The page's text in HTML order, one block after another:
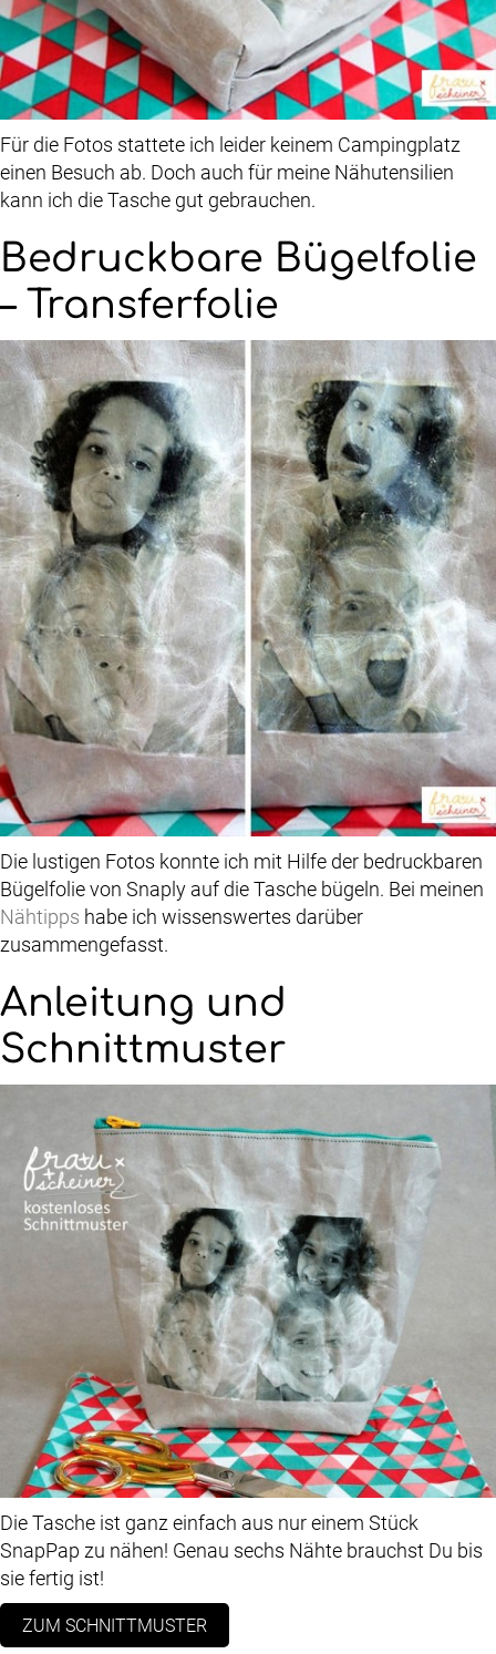
Für die Fotos stattete ich leider keinem Campingplatz
einen Besuch ab. Doch auch für meine Nähutensilien
kann ich die Tasche gut gebrauchen.
Bedruckbare Bügelfolie
– Transferfolie
Die lustigen Fotos konnte ich mit Hilfe der bedruckbaren
Bügelfolie von Snaply auf die Tasche bügeln. Bei meinen
Nähtipps habe ich wissenswertes darüber
zusammengefasst.
Anleitung und
Schnittmuster
Die Tasche ist ganz einfach aus nur einem Stück
SnapPap zu nähen! Genau sechs Nähte brauchst Du bis
sie fertig ist!
ZUM SCHNITTMUSTER